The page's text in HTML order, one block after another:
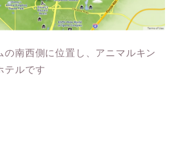
の南西側に位置し、アニマルキン
テルです